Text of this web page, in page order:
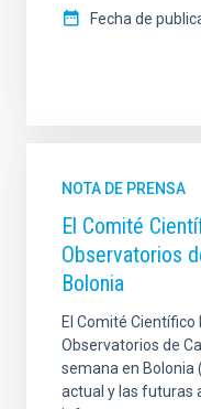
Fecha de
NOTA DE PRENSA
El Comité
Observatorios
Bolonia
El Comité Científico
Observatorios de
semana en Bolonia
actual y las futuras